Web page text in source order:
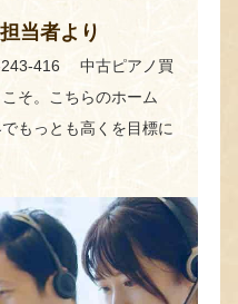
当者より
243-416 中古ピアノ買
そ。こちらのホーム
もっとも高くを目標に